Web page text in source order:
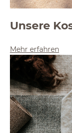
Unsere
Mehr erfahren